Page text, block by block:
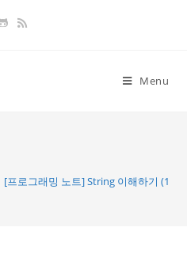
Menu
[프로그래밍 노트] String 이해하기 (1):